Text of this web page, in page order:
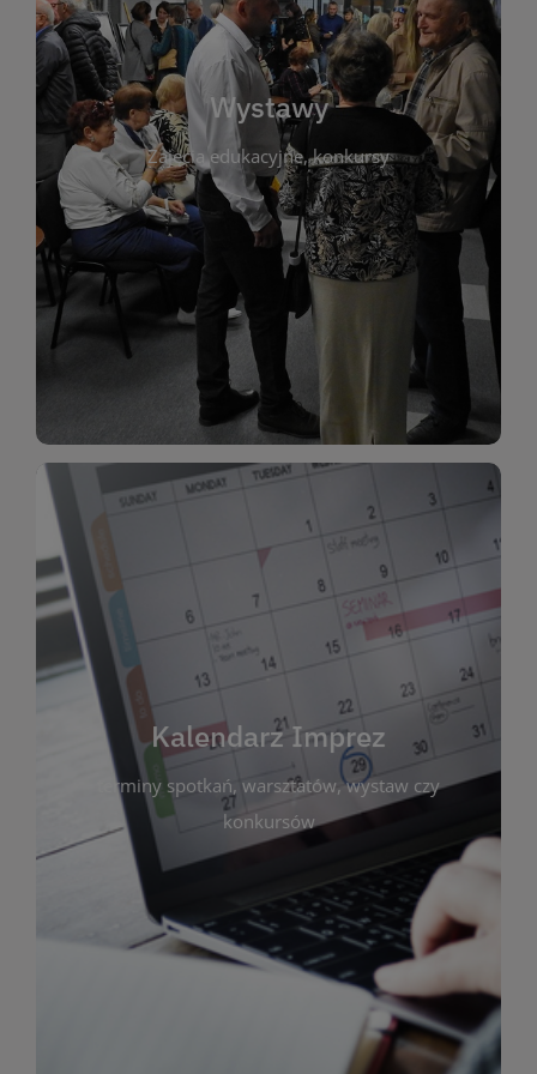
Wystawy
Zajęcia edukacyjne, konkursy
Wystawy
Biblioteka organizuje prezentujące zarówno
sztukę lokalnych twórców, jak i zbiory tematyczne.
W tej sekcji znajdziesz informacje o aktualnych
ekspozycjach oraz archiwum wystaw z
poprzednich lat. Prezentowane prace obejmują
malarstwo, fotografię, rękodzieło i inne formy
artystyczne. Każda wystawa to wyjątkowa okazja
do kontaktu z kulturą i sztuką w przestrzeni
biblioteki. Serdecznie zapraszamy wszystkich
Kalendarz Imprez
terminy spotkań, warsztatów, wystaw czy
konkursów
Kalendarz Imprez
Zakładka ta gromadzi wszystkie planowane
wydarzenia kulturalne i edukacyjne organizowane
przez bibliotekę. Możesz tu sprawdzić terminy
spotkań, warsztatów, wystaw czy konkursów.
Dzięki przejrzystemu kalendarzowi łatwo
zaplanujesz udział w interesujących Cię
wydarzeniach. Aktualizujemy harmonogram na
bieżąco, by zawsze był zgodny z planem pracy
biblioteki. Zapraszamy do śledzenia i uczestnictwa
w życiu kulturalnym miasta!
WIĘCEJ